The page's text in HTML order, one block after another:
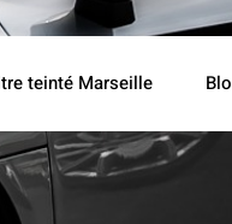
teinté Marseille